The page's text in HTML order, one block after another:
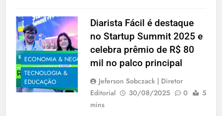
ECONOMIA & NEGÓCIOS
TECNOLOGIA &
EDUCAÇÃO
Diarista Fácil é destaque
no Startup Summit 2025 e
celebra prêmio de R$ 80
mil no palco principal
Jeferson Sobczack | Diretor
Editorial
30/08/2025 0
5
mins